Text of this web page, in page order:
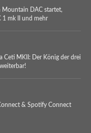
Mountain DAC startet,
1 mk II und mehr
Ceti MKII: Der König der drei
& Spotify Connect